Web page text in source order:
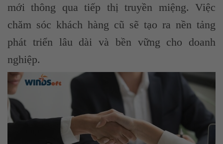
mới thông qua tiếp thị truyền miệng. Việc
chăm sóc khách hàng cũ sẽ tạo ra nền tảng
phát triển lâu dài và bền vững cho doanh
nghiệp.